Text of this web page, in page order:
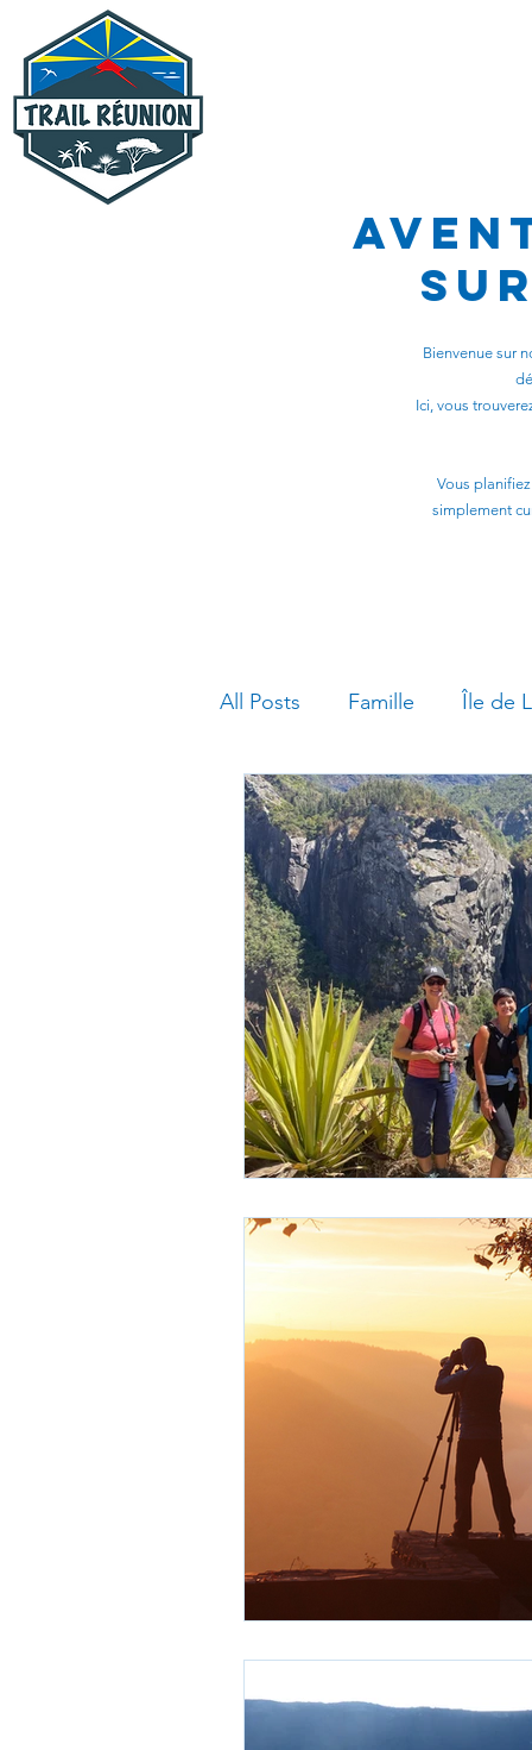
Bienvenue sur
Ici, vous
Vous
simplement
All Posts Famille Île de
Géologie Montagne
Engagisme
Randonnée Parc
Océan